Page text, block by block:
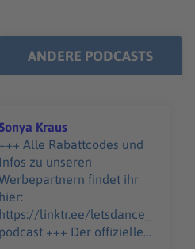
ANDERE PODCASTS
Kraus
+++ Alle Rabattcodes und
Infos zu unseren
findet ihr
hier:
https://linktr.ee/letsdance_
podcast +++ Der offizielle